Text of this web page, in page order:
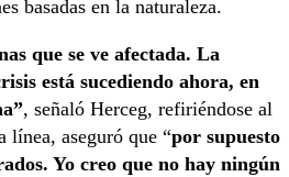
basadas en la naturaleza.
que se ve afectada. La
está sucediendo ahora, en
, señaló Herceg, refiriéndose al
línea, aseguró que “por supuesto
Yo creo que no hay ningún